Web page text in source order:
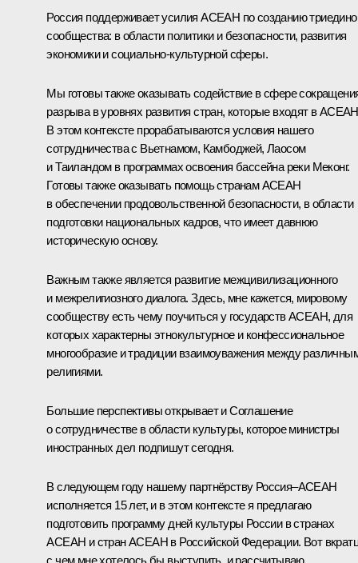
Россия поддерживает усилия АСЕАН по созданию
сообщества: в области политики и безопасности, развития
экономики и социально-культурной сферы.
Мы готовы также оказывать содействие в сфере
разрыва в уровнях развития стран, которые входят в
В этом контексте прорабатываются условия нашего
сотрудничества с Вьетнамом, Камбоджей, Лаосом
и Таиландом в программах освоения бассейна реки Меконг.
Готовы также оказывать помощь странам АСЕАН
в обеспечении продовольственной безопасности, в области
подготовки национальных кадров, что имеет давнюю
историческую основу.
Важным также является развитие межцивилизационного
и межрелигиозного диалога. Здесь, мне кажется, мировому
сообществу есть чему поучиться у государств АСЕАН, для
которых характерны этнокультурное и конфессиональное
многообразие и традиции взаимоуважения между
религиями.
Большие перспективы открывает и Соглашение
о сотрудничестве в области культуры, которое министры
иностранных дел подпишут сегодня.
В следующем году нашему партнёрству Россия–АСЕАН
исполняется 15 лет, и в этом контексте я предлагаю
подготовить программу дней культуры России в странах
АСЕАН и стран АСЕАН в Российской Федерации. Вот